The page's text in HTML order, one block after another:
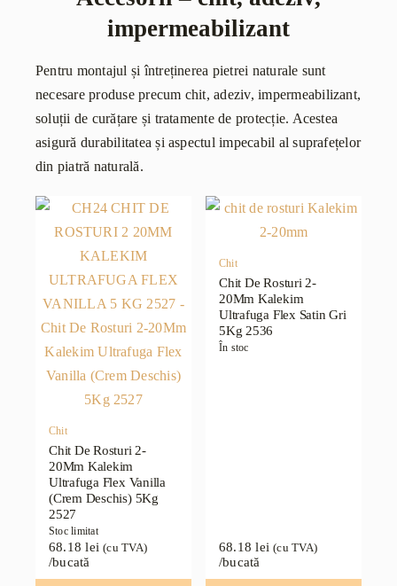
impermeabilizant
Pentru montajul și întreținerea pietrei naturale sunt
necesare produse precum chit, adeziv, impermeabilizant,
soluții de curățare și tratamente de protecție. Acestea
asigură durabilitatea și aspectul impecabil al suprafețelor
din piatră naturală.
Chit
Chit De Rosturi 2-
20Mm Kalekim
Ultrafuga Flex Vanilla
(Crem Deschis) 5Kg
2527
Stoc limitat
68.18lei (cu TVA)
/bucată
Chit
Chit De Rosturi 2-
20Mm Kalekim
Ultrafuga Flex Satin Gri
5Kg 2536
În stoc
68.18lei (cu TVA)
/bucată